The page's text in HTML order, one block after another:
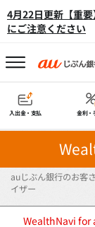
4月22日更新【重
にご注意ください
入出金・支払 金利・
auじぶん銀行のお客
イザー
WealthNavi for